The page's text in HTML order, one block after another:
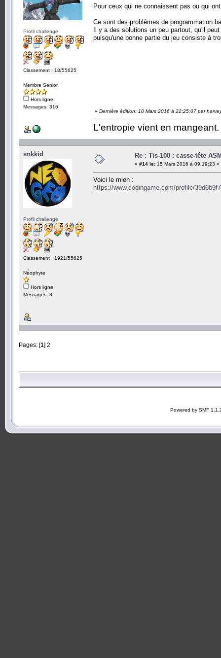
Profil challenge
Classement : 18/55625
Membre Senior
Hors ligne
Messages: 316
Pour ceux qui ne connaissent pas ou qui
Ce sont des problèmes de programmation
Il y a des solutions un peu partout, qu'il
puisqu'une bonne partie du jeu consiste à
« Dernière édition: 10 Mars 2016 à 22:25:07 par
L'entropie vient en mangeant.
snkkid
Profil challenge
Classement : 1921/55625
Néophyte
Hors ligne
Messages: 3
Re : Tis-100 : casse-tête
« #14 le: 15 Mars 2016 à 09:19:23 »
Voici le mien :
https://www.codingame.com/profile/
Pages: [1] 2
Powered by SMF